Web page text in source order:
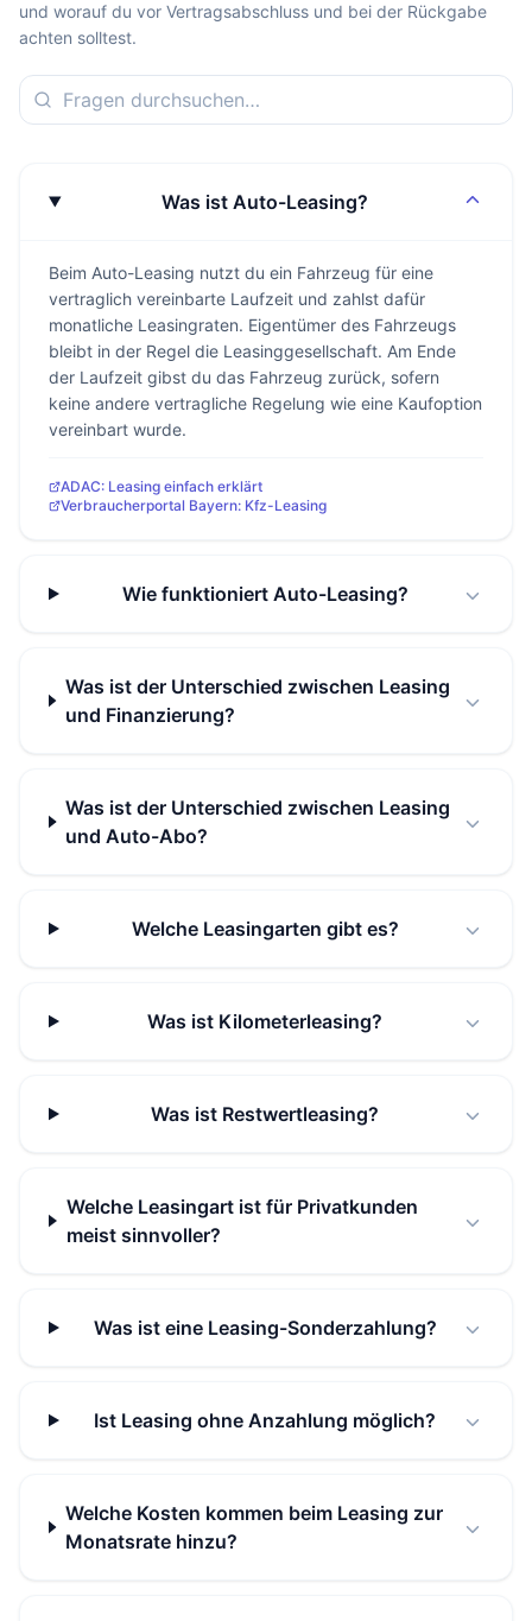
und worauf du vor Vertragsabschluss und bei der Rückgabe
achten solltest.
Was ist Auto-Leasing?
Beim Auto-Leasing nutzt du ein Fahrzeug für eine
vertraglich vereinbarte Laufzeit und zahlst dafür
monatliche Leasingraten. Eigentümer des Fahrzeugs
bleibt in der Regel die Leasinggesellschaft. Am Ende
der Laufzeit gibst du das Fahrzeug zurück, sofern
keine andere vertragliche Regelung wie eine Kaufoption
vereinbart wurde.
ADAC: Leasing einfach erklärt
Verbraucherportal Bayern: Kfz-Leasing
Wie funktioniert Auto-Leasing?
Was ist der Unterschied zwischen Leasing
und Finanzierung?
Was ist der Unterschied zwischen Leasing
und Auto-Abo?
Welche Leasingarten gibt es?
Was ist Kilometerleasing?
Was ist Restwertleasing?
Welche Leasingart ist für Privatkunden
meist sinnvoller?
Was ist eine Leasing-Sonderzahlung?
Ist Leasing ohne Anzahlung möglich?
Welche Kosten kommen beim Leasing zur
Monatsrate hinzu?